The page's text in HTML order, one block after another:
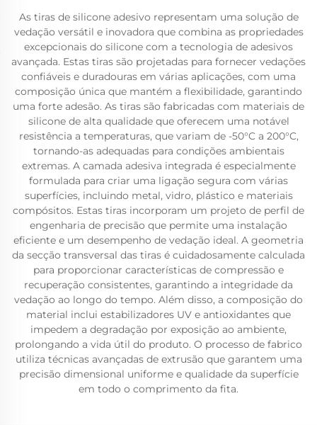
As tiras de silicone adesivo representam uma solução de
vedação versátil e inovadora que combina as propriedades
excepcionais do silicone com a tecnologia de adesivos
avançada. Estas tiras são projetadas para fornecer vedações
confiáveis e duradouras em várias aplicações, com uma
composição única que mantém a flexibilidade, garantindo
uma forte adesão. As tiras são fabricadas com materiais de
silicone de alta qualidade que oferecem uma notável
resistência a temperaturas, que variam de -50°C a 200°C,
tornando-as adequadas para condições ambientais
extremas. A camada adesiva integrada é especialmente
formulada para criar uma ligação segura com várias
superfícies, incluindo metal, vidro, plástico e materiais
compósitos. Estas tiras incorporam um projeto de perfil de
engenharia de precisão que permite uma instalação
eficiente e um desempenho de vedação ideal. A geometria
da secção transversal das tiras é cuidadosamente calculada
para proporcionar características de compressão e
recuperação consistentes, garantindo a integridade da
vedação ao longo do tempo. Além disso, a composição do
material inclui estabilizadores UV e antioxidantes que
impedem a degradação por exposição ao ambiente,
prolongando a vida útil do produto. O processo de fabrico
utiliza técnicas avançadas de extrusão que garantem uma
precisão dimensional uniforme e qualidade da superfície
em todo o comprimento da fita.